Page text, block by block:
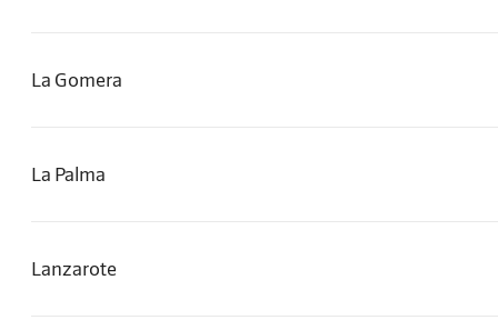
La Gomera
La Palma
Lanzarote